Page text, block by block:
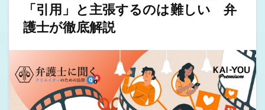
「引用」と主張するのは難しい 弁
護士が徹底解説